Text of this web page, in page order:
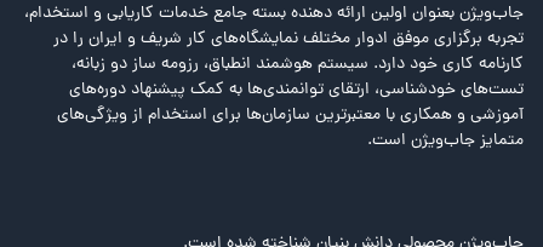
جاب‌ویژن بعنوان اولین ارائه دهنده بسته جامع خدمات کاریابی و استخدام،
تجربه برگزاری موفق ادوار مختلف نمایشگاه‌های کار شریف و ایران را در
کارنامه کاری خود دارد. سیستم هوشمند انطباق، رزومه ساز دو زبانه،
تست‌های خودشناسی، ارتقای توانمندی‌ها به کمک پیشنهاد دوره‌های
آموزشی و همکاری با معتبرترین سازمان‌ها برای استخدام از ویژگی‌های
متمایز جاب‌ویژن است.